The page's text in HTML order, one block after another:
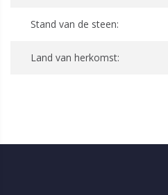
Stand van de steen:
Land van herkomst: